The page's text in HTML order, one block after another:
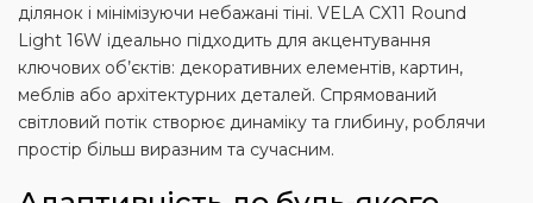
ділянок і мінімізуючи небажані тіні. VELA CX11 Round
Light 16W ідеально підходить для акцентування
ключових об’єктів: декоративних елементів, картин,
меблів або архітектурних деталей. Спрямований
світловий потік створює динаміку та глибину, роблячи
простір більш виразним та сучасним.